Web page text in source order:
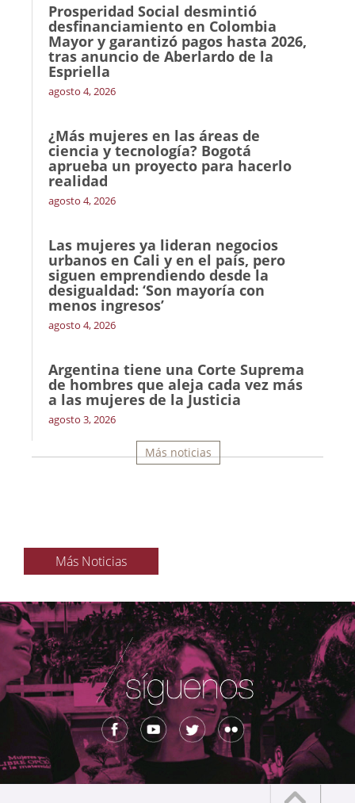
Prosperidad Social desmintió
desfinanciamiento en Colombia
Mayor y garantizó pagos hasta 2026,
tras anuncio de Aberlardo de la
Espriella
agosto 4, 2026
¿Más mujeres en las áreas de
ciencia y tecnología? Bogotá
aprueba un proyecto para hacerlo
realidad
agosto 4, 2026
Las mujeres ya lideran negocios
urbanos en Cali y en el país, pero
siguen emprendiendo desde la
desigualdad: ‘Son mayoría con
menos ingresos’
agosto 4, 2026
Argentina tiene una Corte Suprema
de hombres que aleja cada vez más
a las mujeres de la Justicia
agosto 3, 2026
Más noticias
Más Noticias